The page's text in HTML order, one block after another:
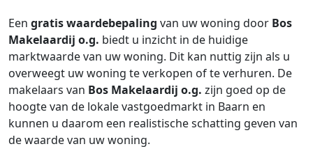
Een gratis waardebepaling van uw woning door Bos
Makelaardij o.g. biedt u inzicht in de huidige
marktwaarde van uw woning. Dit kan nuttig zijn als u
overweegt uw woning te verkopen of te verhuren. De
makelaars van Bos Makelaardij o.g. zijn goed op de
hoogte van de lokale vastgoedmarkt in Baarn en
kunnen u daarom een realistische schatting geven van
de waarde van uw woning.